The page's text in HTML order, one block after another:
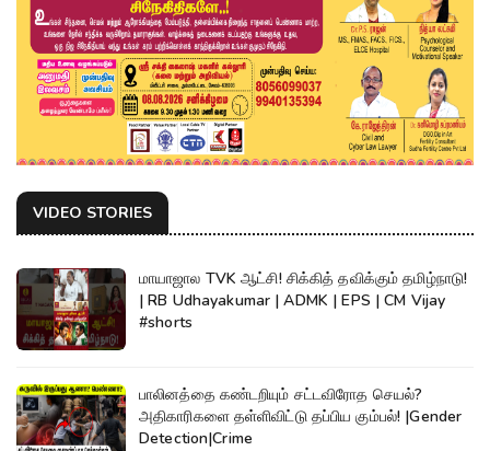
VIDEO STORIES
மாயாஜால TVK ஆட்சி! சிக்கித் தவிக்கும் தமிழ்நாடு!
| RB Udhayakumar | ADMK | EPS | CM Vijay
#shorts
பாலினத்தை கண்டறியும் சட்டவிரோத செயல்?
அதிகாரிகளை தள்ளிவிட்டு தப்பிய கும்பல்! |Gender
Detection|Crime